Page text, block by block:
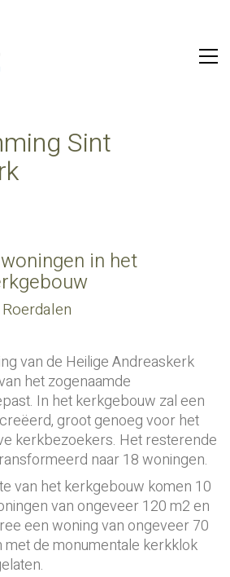
Sint
in het
van de Heilige Andreaskerk
het zogenaamde
In het kerkgebouw zal een
groot genoeg voor het
kerkbezoekers. Het resterende
naar 18 woningen.
van het kerkgebouw komen 10
van ongeveer 120 m2 en
een woning van ongeveer 70
de monumentale kerkklok